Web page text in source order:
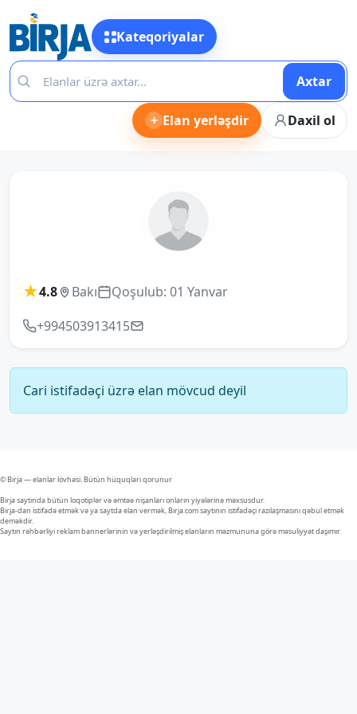
Kateqoriyalar
Axtar
+ Elan yerləşdir Daxil ol
★4.8 Bakı
Qoşulub: 01 Yanvar
+994503913415
Cari istifadəçi üzrə elan mövcud deyil
© Birja — elanlar lövhəsi. Bütün hüquqları qorunur
Birja saytında bütün loqotiplər və əmtəə nişanları onların yiyələrinə məxsusdur.
Birja-dan istifadə etmək və ya saytda elan vermək, Birja.com saytının istifadəçi razılaşmasını qəbul etmək
deməkdir.
Saytın rəhbərliyi reklam bannerlərinin və yerləşdirilmiş elanların məzmununa görə məsuliyyət daşımır.